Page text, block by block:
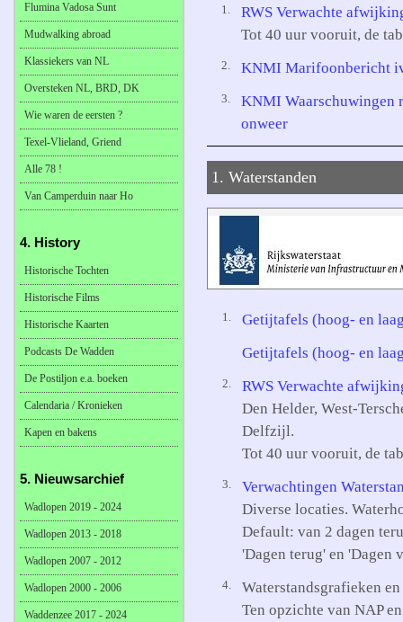
1.
RWS Verwachte
Tot 40 uur vooruit, de
2. KNMI Marifoonbericht
3.
KNMI Waarschuwingen
onweer
1. Waterstanden
1.
Getijtafels (hoog- en
Getijtafels (hoog- en
2.
RWS Verwachte
Den Helder, West-
Delfzijl.
Tot 40 uur vooruit, de
3.
Verwachtingen
Diverse locaties.
Default: van 2 dagen
'Dagen terug' en 'Dagen
4.
Waterstandsgrafieken
Ten opzichte van NAP
Flumina Vadosa Sunt
Mudwalking abroad
Klassiekers van NL
Oversteken NL, BRD, DK
Wie waren de eersten ?
Texel-Vlieland, Griend
Alle 78 !
Van Camperduin naar Ho
4. History
Historische Tochten
Historische Films
Historische Kaarten
Podcasts De Wadden
De Postiljon e.a. boeken
Calendaria / Kronieken
Kapen en bakens
5. Nieuwsarchief
Wadlopen 2019 - 2024
Wadlopen 2013 - 2018
Wadlopen 2007 - 2012
Wadlopen 2000 - 2006
Waddenzee 2017 - 2024